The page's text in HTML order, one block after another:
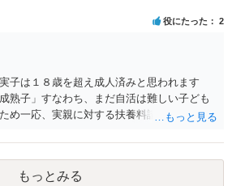
役にたった 2
子は１８歳を超え成人済みと思われます
熟子」すなわち、まだ自活は難しい子ども
め一応、実親に対する扶養料請求として法
り、当該養育費は実子の進学費用の趣旨も
、私立大学進学について貴殿が了解したわ
在します。 こうした場合には、支払を拒ん
もっとみる